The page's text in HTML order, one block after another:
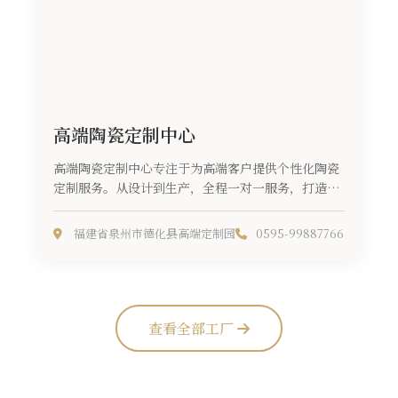
高端陶瓷定制中心
高端陶瓷定制中心专注于为高端客户提供个性化陶瓷
定制服务。从设计到生产，全程一对一服务，打造独
一无二的陶瓷艺术品。...
福建省泉州市德化县高端定制园 0595-99887766
查看全部工厂